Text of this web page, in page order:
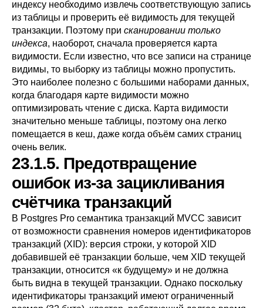
индексу необходимо извлечь соответствующую запись
из таблицы и проверить её видимость для текущей
транзакции. Поэтому при сканировании только
индекса, наоборот, сначала проверяется карта
видимости. Если известно, что все записи на странице
видимы, то выборку из таблицы можно пропустить.
Это наиболее полезно с большими наборами данных,
когда благодаря карте видимости можно
оптимизировать чтение с диска. Карта видимости
значительно меньше таблицы, поэтому она легко
помещается в кеш, даже когда объём самих страниц
очень велик.
23.1.5. Предотвращение
ошибок из-за зацикливания
счётчика транзакций
В Postgres Pro семантика транзакций MVCC зависит
от возможности сравнения номеров идентификаторов
транзакций (XID): версия строки, у которой XID
добавившей её транзакции больше, чем XID текущей
транзакции, относится «к будущему» и не должна
быть видна в текущей транзакции. Однако поскольку
идентификаторы транзакций имеют ограниченный